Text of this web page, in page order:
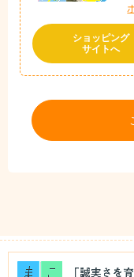
ショッピング
サイトへ